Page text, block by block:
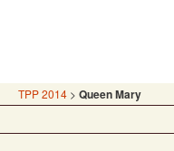
TPP 2014 > Queen Mary